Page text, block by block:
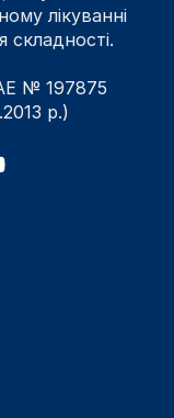
лікуванні
складності.
№ 197875
р.)